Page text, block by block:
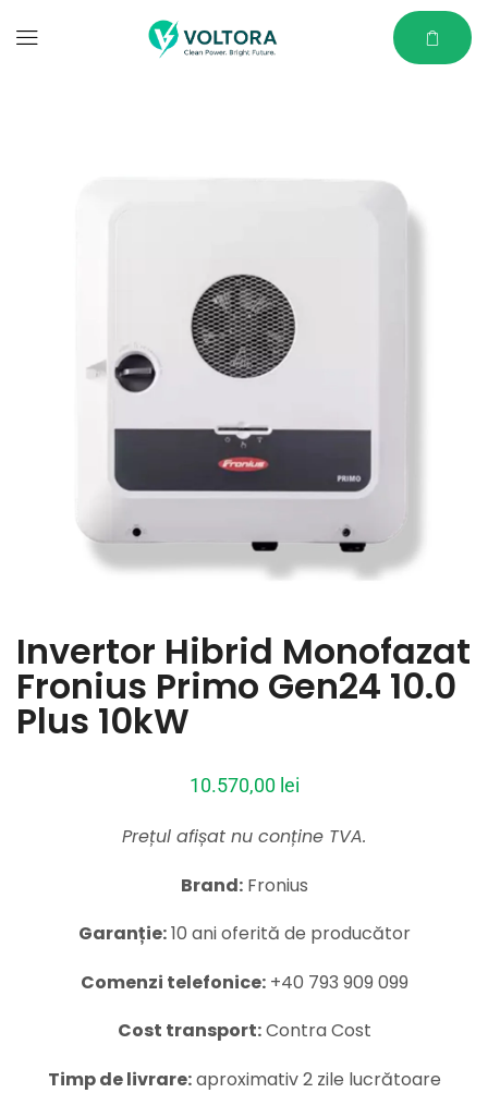
Invertor Hibrid Monofazat
Fronius Primo Gen24 10.0
Plus 10kW
10.570,00 lei
Prețul afișat nu conține TVA.
Brand:Fronius
Garanție:10 ani oferită de producător
Comenzi telefonice:+40 793 909 099
Cost transport:Contra Cost
Timp de livrare:aproximativ 2 zile lucrătoare